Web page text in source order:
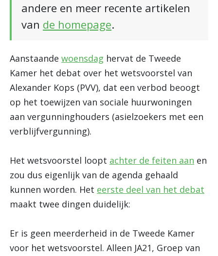
andere en meer recente artikelen
van de homepage.
Aanstaande woensdag hervat de Tweede
Kamer het debat over het wetsvoorstel van
Alexander Kops (PVV), dat een verbod beoogt
op het toewijzen van sociale huurwoningen
aan vergunninghouders (asielzoekers met een
verblijfvergunning).
Het wetsvoorstel loopt achter de feiten aan en
zou dus eigenlijk van de agenda gehaald
kunnen worden. Het eerste deel van het debat
maakt twee dingen duidelijk:
Er is geen meerderheid in de Tweede Kamer
voor het wetsvoorstel. Alleen JA21, Groep van